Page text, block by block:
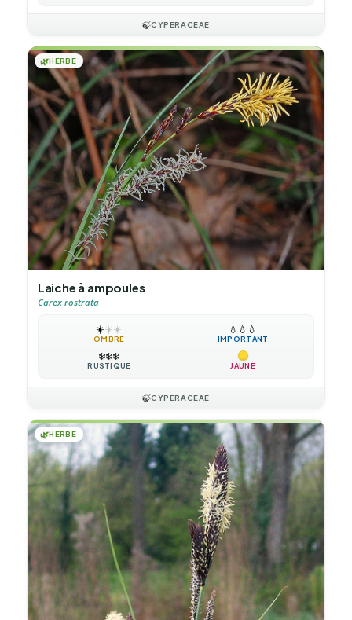
🍃CYPERACEAE
🌿HERBE
Laiche à ampoules
Carex rostrata
☀️☀️☀️
OMBRE
💧 💧 💧
IMPORTANT
❄️❄️❄️
RUSTIQUE JAUNE
🍃CYPERACEAE
🌿HERBE